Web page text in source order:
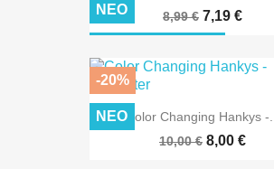
8,99 € 7,19 €
ΝΈΟ
Color Changing Hankys -...
10,00 € 8,00 €
-20%
ΝΈΟ